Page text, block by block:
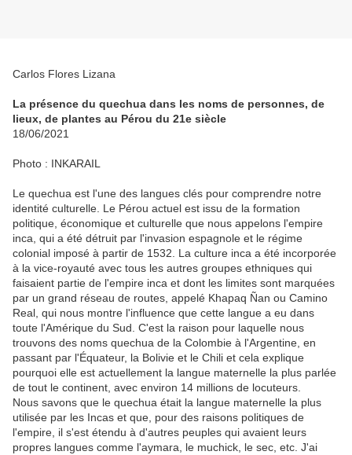
Carlos Flores Lizana
La présence du quechua dans les noms de personnes, de
lieux, de plantes au Pérou du 21e siècle
18/06/2021
Photo : INKARAIL
Le quechua est l'une des langues clés pour comprendre notre
identité culturelle. Le Pérou actuel est issu de la formation
politique, économique et culturelle que nous appelons l'empire
inca, qui a été détruit par l'invasion espagnole et le régime
colonial imposé à partir de 1532. La culture inca a été incorporée
à la vice-royauté avec tous les autres groupes ethniques qui
faisaient partie de l'empire inca et dont les limites sont marquées
par un grand réseau de routes, appelé Khapaq Ñan ou Camino
Real, qui nous montre l'influence que cette langue a eu dans
toute l'Amérique du Sud. C'est la raison pour laquelle nous
trouvons des noms quechua de la Colombie à l'Argentine, en
passant par l'Équateur, la Bolivie et le Chili et cela explique
pourquoi elle est actuellement la langue maternelle la plus parlée
de tout le continent, avec environ 14 millions de locuteurs.
Nous savons que le quechua était la langue maternelle la plus
utilisée par les Incas et que, pour des raisons politiques de
l'empire, il s'est étendu à d'autres peuples qui avaient leurs
propres langues comme l'aymara, le muchick, le sec, etc. J'ai